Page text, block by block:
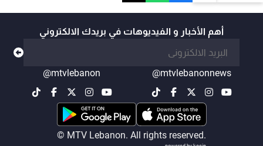
أهم الأخبار و الفيديوهات في بريدك الالكتروني
@mtvlebanonnews
@mtvlebanon
© MTV Lebanon. All rights reserved.